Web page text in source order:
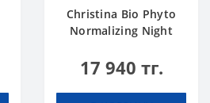
Christina Bio Phyto
Normalizing Night
17 940 тг.